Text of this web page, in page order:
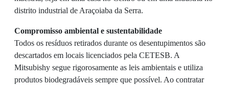
distrito industrial de Araçoiaba da Serra.
Compromisso ambiental e sustentabilidade
Todos os resíduos retirados durante os desentupimentos são
descartados em locais licenciados pela CETESB. A
Mitsubishy segue rigorosamente as leis ambientais e utiliza
produtos biodegradáveis sempre que possível. Ao contratar